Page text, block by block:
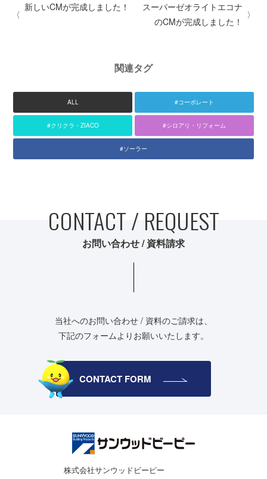
シロアリ/リフォーム
新しいCMが完成しました！
スーパーゼオライトエコナ
のCMが完成しました！
関連タグ
ALL #コーポレート
#クリクラ・ZIACO #シロアリ・リフォーム
#ソーラー
CONTACT / REQUEST
お問い合わせ / 資料請求
当社へのお問い合わせ / 資料のご請求は、
下記のフォームよりお願いいたします。
CONTACT FORM
株式会社サンウッドビーピー